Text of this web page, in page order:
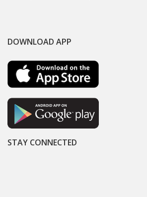
DOWNLOAD APP
STAY CONNECTED